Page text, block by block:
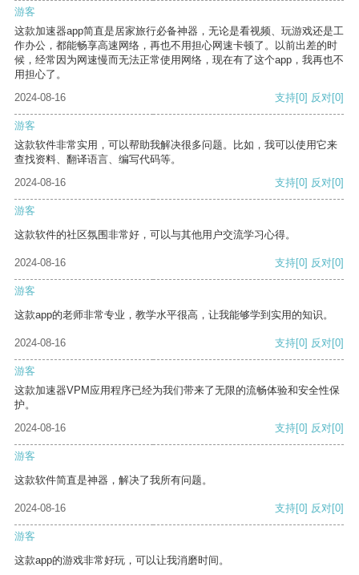
游客
这款加速器app简直是居家旅行必备神器，无论是看视频、玩游戏还是工
作办公，都能畅享高速网络，再也不用担心网速卡顿了。以前出差的时
候，经常因为网速慢而无法正常使用网络，现在有了这个app，我再也不
用担心了。
2024-08-16
支持[0] 反对[0]
游客
这款软件非常实用，可以帮助我解决很多问题。比如，我可以使用它来
查找资料、翻译语言、编写代码等。
2024-08-16
支持[0] 反对[0]
游客
这款软件的社区氛围非常好，可以与其他用户交流学习心得。
2024-08-16 支持[0] 反对[0]
游客
这款app的老师非常专业，教学水平很高，让我能够学到实用的知识。
2024-08-16 支持[0] 反对[0]
游客
这款加速器VPM应用程序已经为我们带来了无限的流畅体验和安全性保
护。
2024-08-16
支持[0] 反对[0]
游客
这款软件简直是神器，解决了我所有问题。
2024-08-16 支持[0] 反对[0]
游客
这款app的游戏非常好玩，可以让我消磨时间。